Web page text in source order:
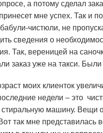
а потому сделал
мне успех. Так и
чистюли, не
сведения о
Так, вереницей на
заказ уже на такси. Были
моих клиенток
недели – это
машину. Вещи
так мне представилась